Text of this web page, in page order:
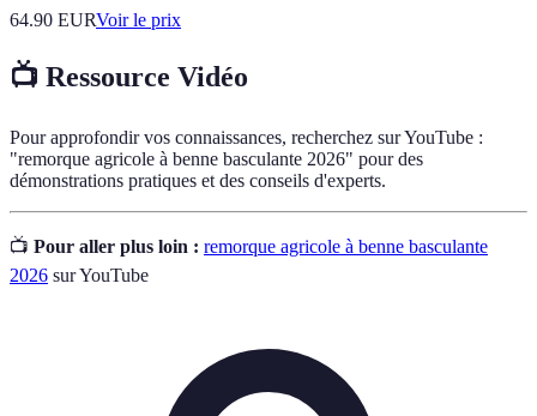
64.90 EURVoir le prix
📺 Ressource Vidéo
Pour approfondir vos connaissances, recherchez sur YouTube :
"remorque agricole à benne basculante 2026" pour des
démonstrations pratiques et des conseils d'experts.
📺 Pour aller plus loin : remorque agricole à benne basculante
2026 sur YouTube